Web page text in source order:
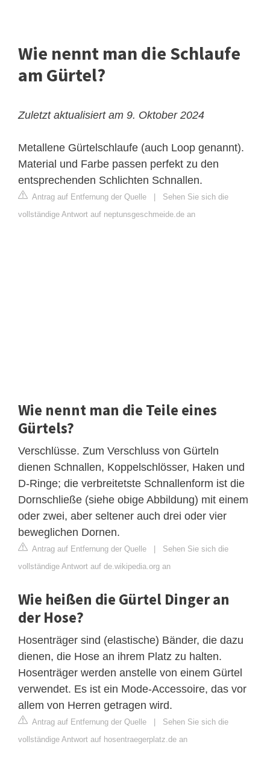
Wie nennt man die Schlaufe
am Gürtel?
Zuletzt aktualisiert am 9. Oktober 2024
Metallene Gürtelschlaufe (auch Loop genannt).
Material und Farbe passen perfekt zu den
entsprechenden Schlichten Schnallen.
Antrag auf Entfernung der Quelle
Sehen Sie sich die
vollständige Antwort auf neptunsgeschmeide.de an
Wie nennt man die Teile eines
Gürtels?
Verschlüsse. Zum Verschluss von Gürteln
dienen Schnallen, Koppelschlösser, Haken und
D-Ringe; die verbreitetste Schnallenform ist die
Dornschließe (siehe obige Abbildung) mit einem
oder zwei, aber seltener auch drei oder vier
beweglichen Dornen.
Antrag auf Entfernung der Quelle
Sehen Sie sich die
vollständige Antwort auf de.wikipedia.org an
Wie heißen die Gürtel Dinger an
der Hose?
Hosenträger sind (elastische) Bänder, die dazu
dienen, die Hose an ihrem Platz zu halten.
Hosenträger werden anstelle von einem Gürtel
verwendet. Es ist ein Mode-Accessoire, das vor
allem von Herren getragen wird.
Antrag auf Entfernung der Quelle
Sehen Sie sich die
vollständige Antwort auf hosentraegerplatz.de an